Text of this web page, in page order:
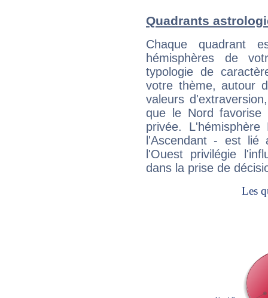
Quadrants
Chaque quadrant
hémisphères de
typologie de
votre thème, autour
valeurs
que le Nord favorise
privée.
l'Ascendant - est
l'Ouest privilégie
dans la prise de